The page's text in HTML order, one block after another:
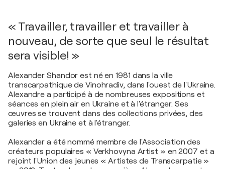
« Travailler, travailler et travailler à
nouveau, de sorte que seul le résultat
sera visible! »
Alexander Shandor est né en 1981 dans la ville
transcarpathique de Vinohradiv, dans l'ouest de l'Ukraine.
Alexandre a participé à de nombreuses expositions et
séances en plein air en Ukraine et à l'étranger. Ses
œuvres se trouvent dans des collections privées, des
galeries en Ukraine et à l'étranger.
Alexander a été nommé membre de l'Association des
créateurs populaires « Verkhovyna Artist » en 2007 et a
rejoint l'Union des jeunes « Artistes de Transcarpatie »